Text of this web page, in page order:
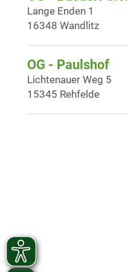
Lange Enden 1
16348 Wandlitz
OG - Paulshof
Lichtenauer Weg 5
15345 Rehfelde